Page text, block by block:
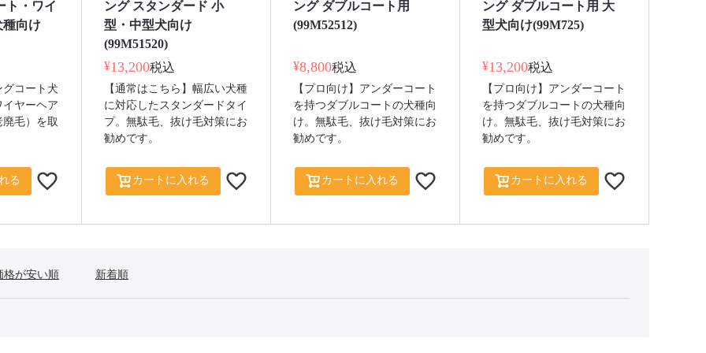
ト・ワイ
種向け
コート犬
ヤーヘア
毛）を取
る
ング スタンダード 小
型・中型犬向け
(99M51520)
¥13,200税込
【通常はこちら】幅広い犬種
に対応したスタンダードタイ
プ。無駄毛、抜け毛対策にお
勧めです。
カートに入れる
ング ダブルコート用
(99M52512)
¥8,800税込
【プロ向け】アンダーコート
を持つダブルコートの犬種向
け。無駄毛、抜け毛対策にお
勧めです。
カートに入れる
ング ダブルコート用 大
型犬向け(99M725)
¥13,200税込
【プロ向け】アンダーコート
を持つダブルコートの犬種向
け。無駄毛、抜け毛対策にお
勧めです。
カートに入れる
格が安い順 新着順